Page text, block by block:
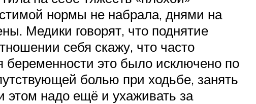
нормы не набрала, днями на
Медики говорят, что поднятие
себя скажу, что часто
это было исключено по
болью при ходьбе, занять
надо ещё и ухаживать за